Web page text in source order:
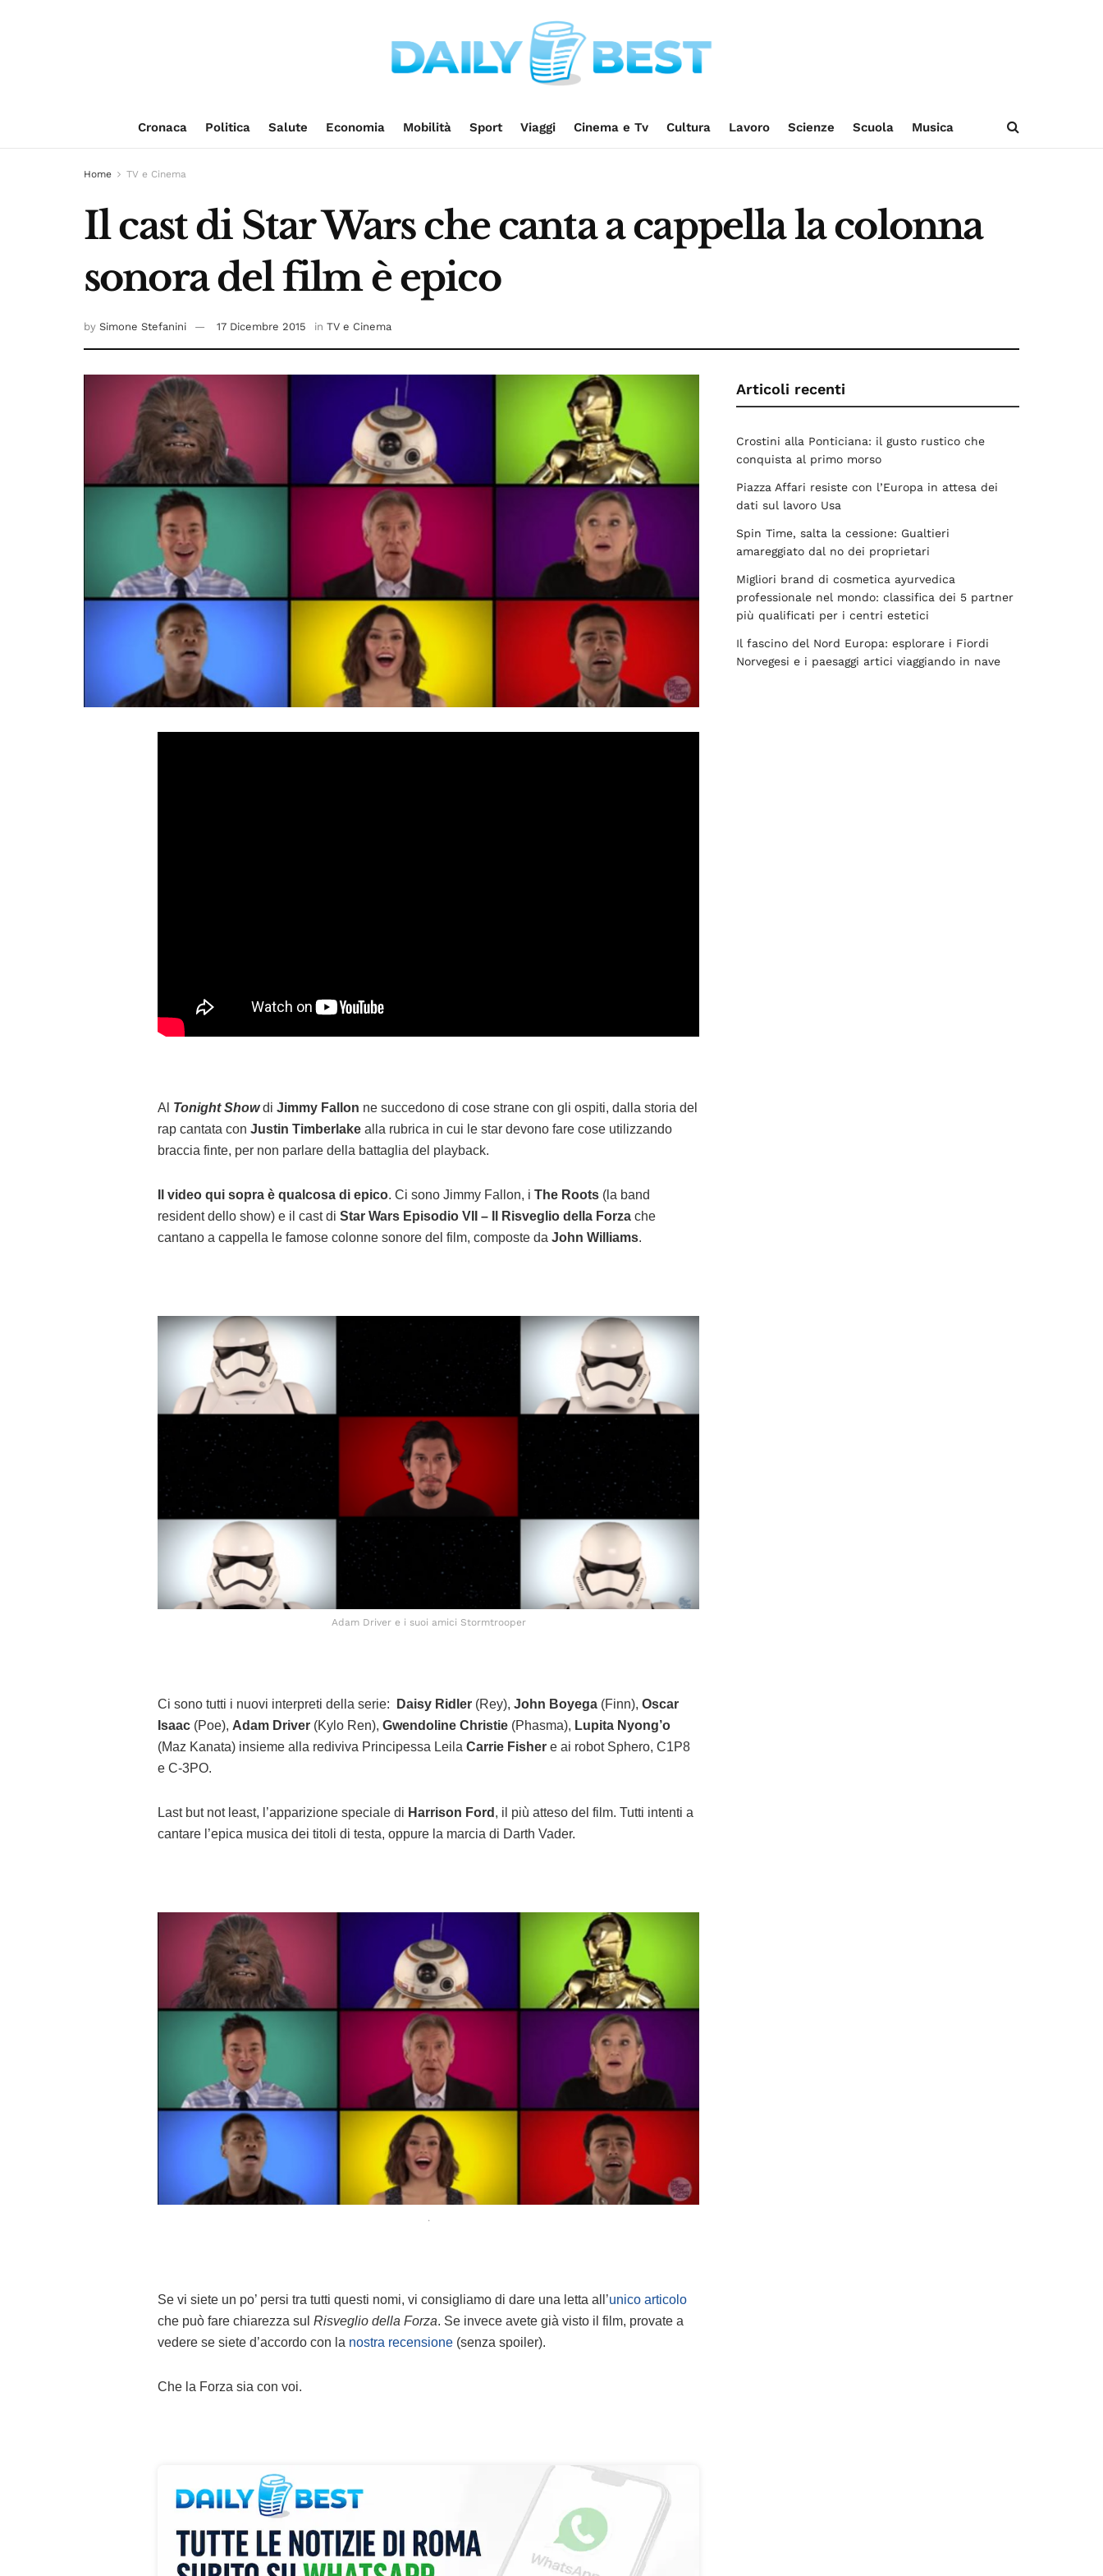
Cronaca Politica Salute Economia Mobilità Sport Viaggi Cinema e Tv Cultura Lavoro Scienze Scuola Musica
Home TV e Cinema
Il cast di Star Wars che canta a cappella la colonna
sonora del film è epico
by Simone Stefanini 17 Dicembre 2015 in TV e Cinema
Al Tonight Showdi Jimmy Fallon ne succedono di cose strane con gli ospiti, dalla storia del
rap cantata con Justin Timberlake alla rubrica in cui le star devono fare cose utilizzando
braccia finte, per non parlare della battaglia del playback.
Il video qui sopra è qualcosa di epico. Ci sono Jimmy Fallon, i The Roots (la band
resident dello show) e il cast di Star Wars Episodio VII – Il Risveglio della Forza che
cantano a cappella le famose colonne sonore del film, composte da John Williams.
Adam Driver e i suoi amici Stormtrooper
Ci sono tutti i nuovi interpreti della serie: Daisy Ridler (Rey), John Boyega (Finn), Oscar
Isaac (Poe), Adam Driver (Kylo Ren), Gwendoline Christie (Phasma), Lupita Nyong’o
(Maz Kanata) insieme alla rediviva Principessa Leila Carrie Fisher e ai robot Sphero, C1P8
e C-3PO.
Last but not least, l’apparizione speciale di Harrison Ford , il più atteso del film. Tutti intenti a
cantare l’epica musica dei titoli di testa, oppure la marcia di Darth Vader.
.
Se vi siete un po’ persi tra tutti questi nomi, vi consigliamo di dare una letta all’unico articolo
che può fare chiarezza sul Risveglio della Forza. Se invece avete già visto il film, provate a
vedere se siete d’accordo con la nostra recensione (senza spoiler).
Che la Forza sia con voi.
Articoli recenti
Crostini alla Ponticiana: il gusto rustico che
conquista al primo morso
Piazza Affari resiste con l’Europa in attesa dei
dati sul lavoro Usa
Spin Time, salta la cessione: Gualtieri
amareggiato dal no dei proprietari
Migliori brand di cosmetica ayurvedica
professionale nel mondo: classifica dei 5 partner
più qualificati per i centri estetici
Il fascino del Nord Europa: esplorare i Fiordi
Norvegesi e i paesaggi artici viaggiando in nave